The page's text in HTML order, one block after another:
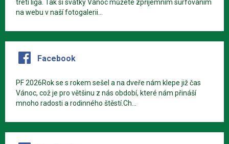
třetí liga. Tak si svátky Vánoc můžete zpříjemním surfováním
na webu v naší fotogalerii...
Facebook
PF 2026Rok se s rokem sešel a na dveře nám klepe již čas
Vánoc, což je pro většinu z nás období, které nám přináší
mnoho radosti a rodinného štěstí.Ch...